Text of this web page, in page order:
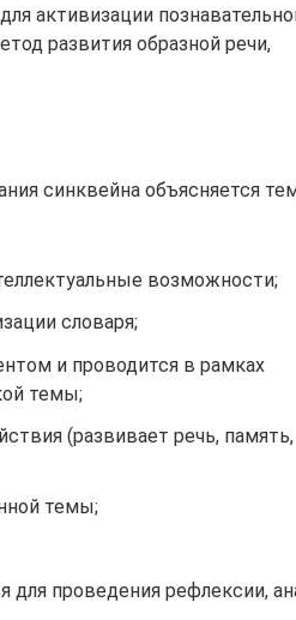
активизации
развития образной речи,
синквейна объясняется
возможности;
словаря;
и проводится в рамках
темы;
(развивает речь, память,
темы;
для проведения рефлексии,